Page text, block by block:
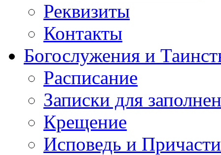
Реквизиты
Контакты
Богослужения и
Расписание
Записки для
Крещение
Исповедь и